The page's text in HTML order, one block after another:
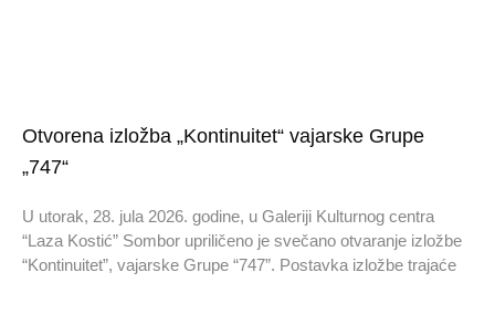
Otvorena izložba „Kontinuitet“ vajarske Grupe
„747“
U utorak, 28. jula 2026. godine, u Galeriji Kulturnog centra
“Laza Kostić” Sombor upriličeno je svečano otvaranje izložbe
“Kontinuitet”, vajarske Grupe “747”. Postavka izložbe trajaće